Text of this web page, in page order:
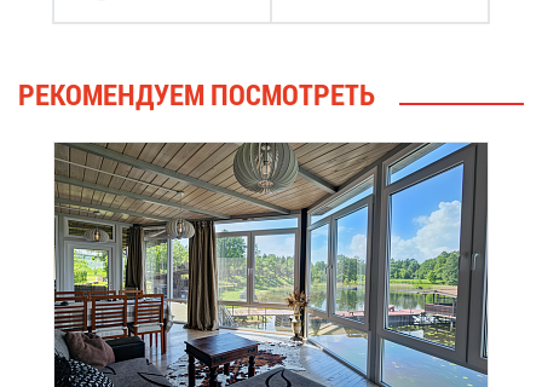
РЕ­КО­МЕН­ДУ­ЕМ ПО­СМОТ­РЕТЬ